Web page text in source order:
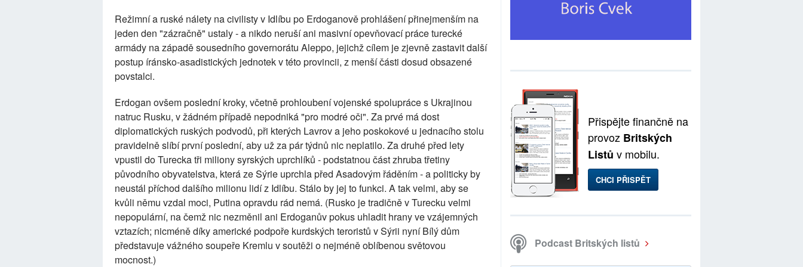
Režimní a ruské nálety na civilisty v Idlíbu po Erdoganově prohlášení přinejmenším na
jeden den "zázračně" ustaly - a nikdo neruší ani masivní opevňovací práce turecké
armády na západě sousedního governorátu Aleppo, jejichž cílem je zjevně zastavit další
postup íránsko-asadistických jednotek v této provincii, z menší části dosud obsazené
povstalci.
Erdogan ovšem poslední kroky, včetně prohloubení vojenské spolupráce s Ukrajinou
natruc Rusku, v žádném případě nepodniká "pro modré oči". Za prvé má dost
diplomatických ruských podvodů, při kterých Lavrov a jeho poskokové u jednacího stolu
pravidelně slíbí první poslední, aby už za pár týdnů nic neplatilo. Za druhé před lety
vpustil do Turecka tři miliony syrských uprchlíků - podstatnou část zhruba třetiny
původního obyvatelstva, která ze Sýrie uprchla před Asadovým řáděním - a politicky by
neustál příchod dalšího milionu lidí z Idlíbu. Stálo by jej to funkci. A tak velmi, aby se
kvůli němu vzdal moci, Putina opravdu rád nemá. (Rusko je tradičně v Turecku velmi
nepopulární, na čemž nic nezměnil ani Erdoganův pokus uhladit hrany ve vzájemných
vztazích; nicméně díky americké podpoře kurdských teroristů v Sýrii nyní Bílý dům
představuje vážného soupeře Kremlu v soutěži o nejméně oblíbenou světovou
mocnost.)
Přispějte finančně na
provoz Britských
Listů v mobilu.
CHCI PŘISPĚT
Podcast Britských listů